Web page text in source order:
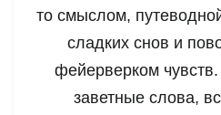
то смыслом,
сладких снов и
фейерверком
заветные слова,